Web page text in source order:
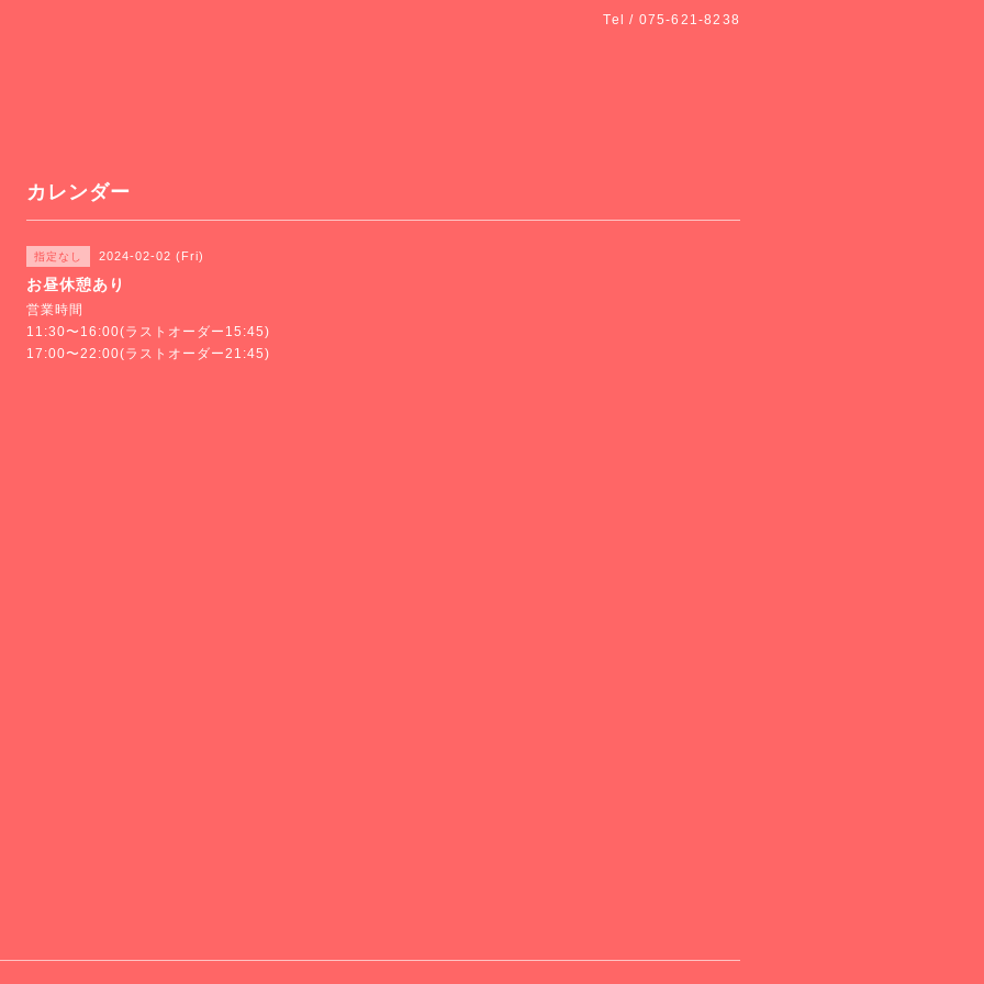
Tel / 075-621-8238
カレンダー
指定なし 2024-02-02 (Fri)
お昼休憩あり
営業時間
11:30〜16:00(ラストオーダー15:45)
17:00〜22:00(ラストオーダー21:45)